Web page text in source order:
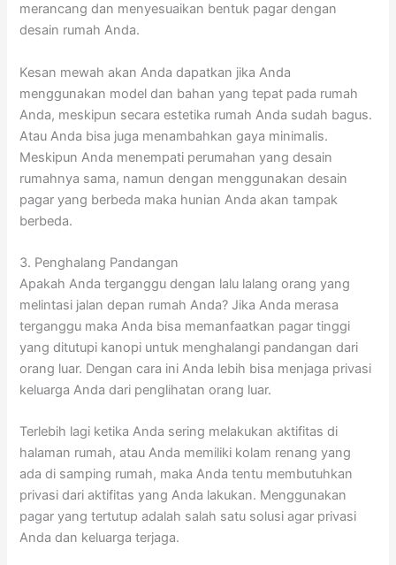
merancang dan menyesuaikan bentuk pagar dengan
desain rumah Anda.
Kesan mewah akan Anda dapatkan jika Anda
menggunakan model dan bahan yang tepat pada rumah
Anda, meskipun secara estetika rumah Anda sudah bagus.
Atau Anda bisa juga menambahkan gaya minimalis.
Meskipun Anda menempati perumahan yang desain
rumahnya sama, namun dengan menggunakan desain
pagar yang berbeda maka hunian Anda akan tampak
berbeda.
3. Penghalang Pandangan
Apakah Anda terganggu dengan lalu lalang orang yang
melintasi jalan depan rumah Anda? Jika Anda merasa
terganggu maka Anda bisa memanfaatkan pagar tinggi
yang ditutupi kanopi untuk menghalangi pandangan dari
orang luar. Dengan cara ini Anda lebih bisa menjaga privasi
keluarga Anda dari penglihatan orang luar.
Terlebih lagi ketika Anda sering melakukan aktifitas di
halaman rumah, atau Anda memiliki kolam renang yang
ada di samping rumah, maka Anda tentu membutuhkan
privasi dari aktifitas yang Anda lakukan. Menggunakan
pagar yang tertutup adalah salah satu solusi agar privasi
Anda dan keluarga terjaga.